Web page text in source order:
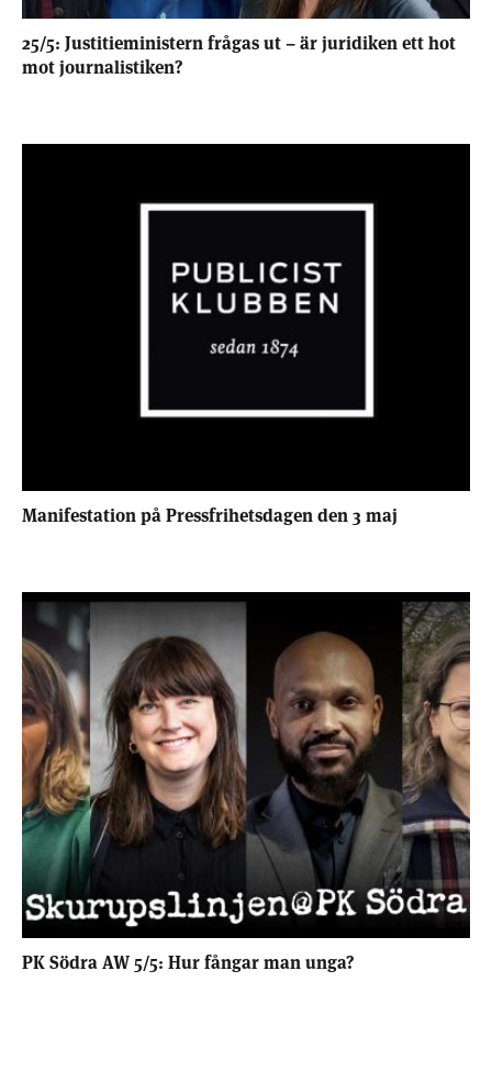
25/5: Justitieministern frågas ut – är juridiken ett hot
mot journalistiken?
Manifestation på Pressfrihetsdagen den 3 maj
PK Södra AW 5/5: Hur fångar man unga?